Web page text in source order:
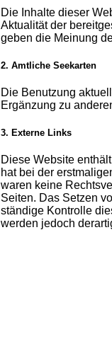
Die Inhalte dieser
Aktualität der
geben die Meinung
2. Amtliche Seekarten
Die Benutzung
Ergänzung zu
3. Externe Links
Diese Website
hat bei der
waren keine
Seiten. Das Setzen
ständige Kontrolle
werden jedoch